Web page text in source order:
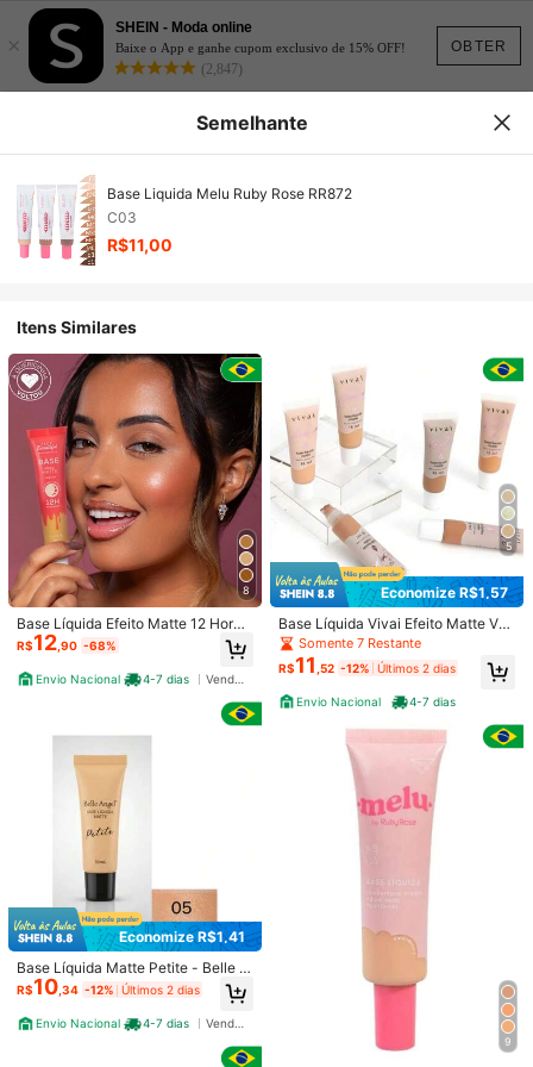
OBTER
×
SHEIN - Moda online
Baixe o App e ganhe cupom exclusivo de 15% OFF!
(2,847)
,00 -65%
Entrega em 4-7 dias
Vendedor Indicado Base Liquida Melu Ruby Rose
RR872
Este item é elegível paraEntrega em 4-7 dias
Semelhante
Base Liquida Melu Ruby Rose RR872
C03
R$11,00
Itens Similares
8
Base Líquida Efeito Matte 12 Horas
de Hidratação 30gr Oil Free - Face
Beautiful
R$12 ,90 -68%
Envio Nacional 4-7 dias Vendedor Indicado
Economize R$1,41
Base Líquida Matte Petite - Belle A
ngel 15ml
R$10 ,34 -12% Últimos 2 dias
Envio Nacional 4-7 dias Vendedor Indicado
5
Economize R$1,57
Base Líquida Vivai Efeito Matte Vai
Na Bolsa Média Cobertura
Somente 7 Restante
R$11 ,52 -12% Últimos 2 dias
Envio Nacional 4-7 dias
9